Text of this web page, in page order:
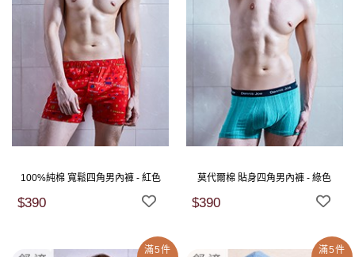
100%純棉 寬鬆四角男內褲 - 紅色
$390
莫代爾棉 貼身四角男內褲 - 綠色
$390
滿5件
滿5件